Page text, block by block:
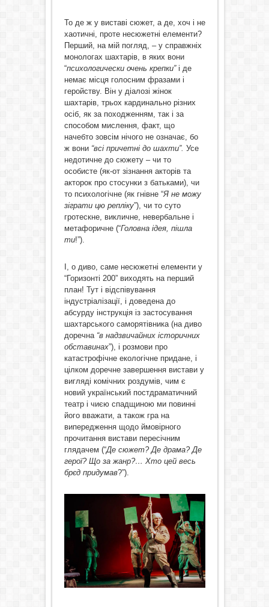
То де ж у виставі сюжет, а де, хоч і не
хаотичні, проте несюжетні елементи?
Перший, на мій погляд, – у справжніх
монологах шахтарів, в яких вони
“психологически очень крепки”і де
немає місця голосним фразами і
геройству. Він у діалозі жінок
шахтарів, трьох кардинально різних
осіб, як за походженням, так і за
способом мислення, факт, що
начебто зовсім нічого не означає, бо
ж вони “всі причетні до шахти”. Усе
недотичне до сюжету – чи то
особисте (як-от зізнання акторів та
акторок про стосунки з батьками), чи
то психологічне (як гнівне “Я не можу
зіграти цю репліку”), чи то суто
гротескне, викличне, невербальне і
метафоричне (“Головна ідея, пішла
ти!”).
І, о диво, саме несюжетні елементи у
“Горизонті 200” виходять на перший
план! Тут і відспівування
індустріалізації, і доведена до
абсурду інструкція із застосування
шахтарського саморятівника (на диво
доречна “в надзвичайних історичних
обставинах”), і розмови про
катастрофічне екологічне придане, і
цілком доречне завершення вистави у
вигляді комічних роздумів, чим є
новий український постдраматичний
театр і чиєю спадщиною ми повинні
його вважати, а також гра на
випередження щодо ймовірного
прочитання вистави пересічним
глядачем (“Де сюжет? Де драма? Де
герої? Що за жанр?… Хто цей весь
брєд придумав?”).